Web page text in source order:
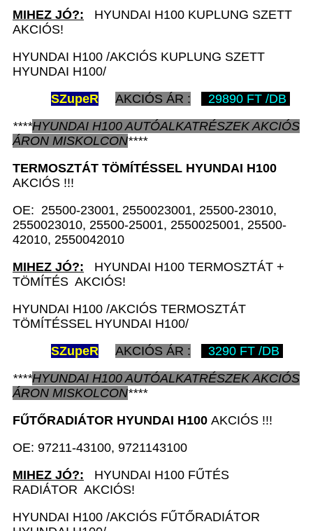
MIHEZ JÓ?: HYUNDAI H100 KUPLUNG SZETT
AKCIÓS!
HYUNDAI H100 /AKCIÓS KUPLUNG SZETT
HYUNDAI H100/
SZupeR AKCIÓS ÁR :
29890 FT /DB
****HYUNDAI H100AUTÓALKATRÉSZEKAKCIÓS
ÁRON MISKOLCON****
TERMOSZTÁT TÖMÍTÉSSEL HYUNDAI H100
AKCIÓS !!!
OE: 25500-23001, 2550023001, 25500-23010,
2550023010, 25500-25001, 2550025001, 25500-
42010, 2550042010
MIHEZ JÓ?: HYUNDAI H100 TERMOSZTÁT +
TÖMÍTÉS AKCIÓS!
HYUNDAI H100 /AKCIÓS TERMOSZTÁT
TÖMÍTÉSSEL HYUNDAI H100/
SZupeR AKCIÓS ÁR :
3290 FT /DB
****HYUNDAI H100AUTÓALKATRÉSZEKAKCIÓS
ÁRON MISKOLCON****
FŰTŐRADIÁTOR HYUNDAI H100 AKCIÓS !!!
OE: 97211-43100, 9721143100
MIHEZ JÓ?: HYUNDAI H100 FŰTÉS
RADIÁTOR AKCIÓS!
HYUNDAI H100 /AKCIÓS FŰTŐRADIÁTOR